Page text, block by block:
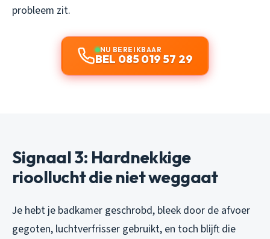
probleem zit.
NU BEREIKBAAR
BEL 085 019 57 29
Signaal 3: Hardnekkige
rioollucht die niet weggaat
Je hebt je badkamer geschrobd, bleek door de afvoer
gegoten, luchtverfrisser gebruikt, en toch blijft die